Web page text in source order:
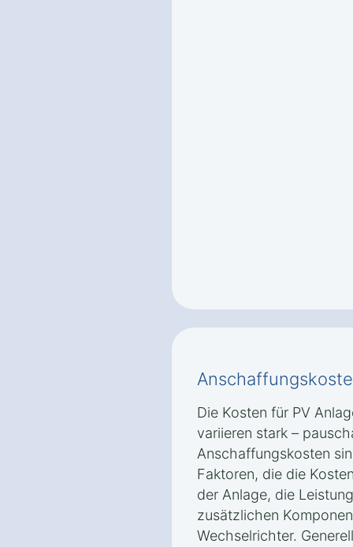
Die Kosten für PV
variieren stark –
Anschaffungskosten
Faktoren, die die
der Anlage, die
zusätzlichen
Wechselrichter.